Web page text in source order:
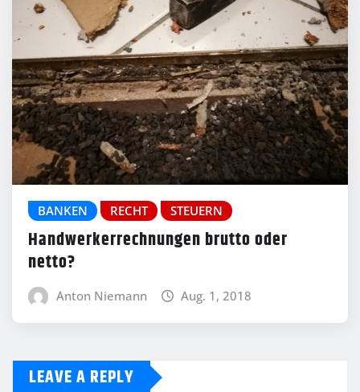
BANKEN RECHT STEUERN
Handwerkerrechnungen brutto oder
netto?
Anton Niemann Aug. 1, 2018
LEAVE A REPLY